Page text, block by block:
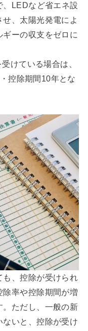
、LEDなど省エネ設
、太陽光発電によ
ーの収支をゼロに
けている場合は、
控除期間10年とな
も、控除が受けられ
除率や控除期間が増
。ただし、一般の新
いと、控除が受け